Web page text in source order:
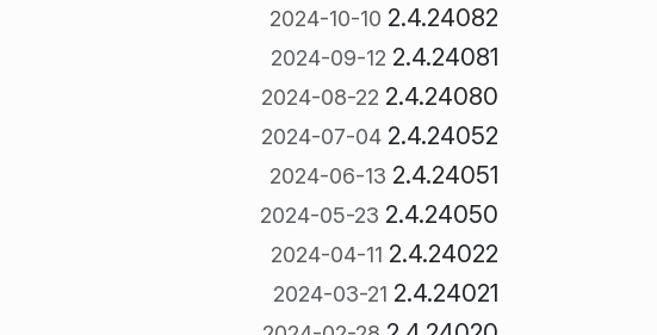
2.4.24082
2024-10-10
2.4.24081
2024-09-12
2.4.24080
2024-08-22
2.4.24052
2024-07-04
2.4.24051
2024-06-13
2.4.24050
2024-05-23
2.4.24022
2024-04-11
2.4.24021
2024-03-21